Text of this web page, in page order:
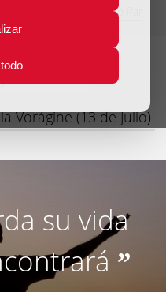
Tiempo Ordinario - Año Par
comentario
Vorágine (13 de Julio)
su vida
”